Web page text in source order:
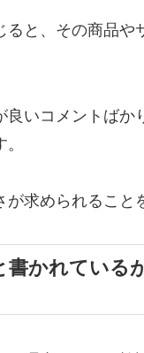
と、その商品や
いコメントばか
求められること
かれている